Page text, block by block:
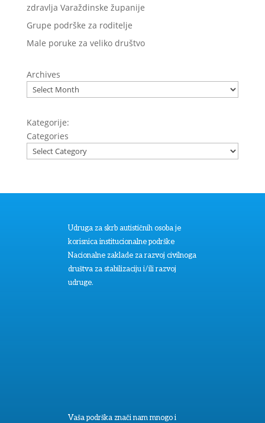
zdravlja Varaždinske županije
Grupe podrške za roditelje
Male poruke za veliko društvo
Archives
Kategorije:
Categories
Udruga za skrb autističnih osoba je
korisnica institucionalne podrške
Nacionalne zaklade za razvoj civilnoga
društva za stabilizaciju i/ili razvoj
udruge.
Vaša podrška znači nam mnogo i